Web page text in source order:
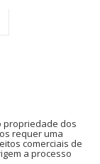
propriedade dos
requer uma
comerciais de
a processo